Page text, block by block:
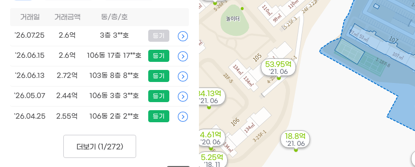
18.8억
'21. 06
34.13억
'21. 06
53.95억
'21. 06
4.61억
'20. 06
5.25억
'18. 11
거래일 거래금액 동/층/호
'26.07.25 2.6억 3층 3**호 등기
'26.06.15 2.6억 106동 17층 17**호 등기
'26.06.13 2.72억 103동 8층 8**호 등기
'26.05.07 2.44억 106동 3층 3**호 등기
'26.04.25 2.55억 106동 2층 2**호 등기
더보기 (1/272)